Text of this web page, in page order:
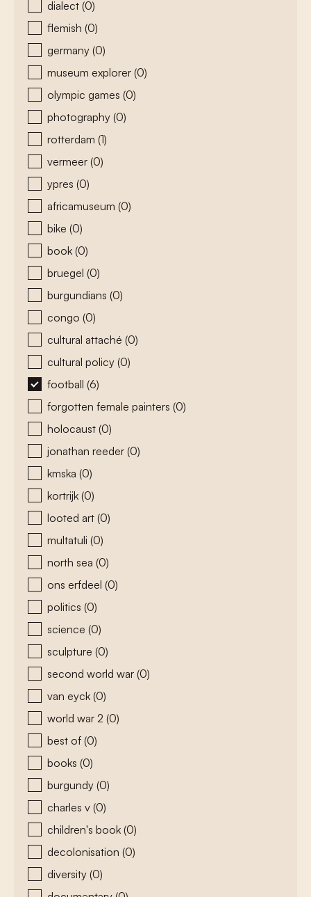
dialect (0)
flemish (0)
germany (0)
museum explorer (0)
olympic games (0)
photography (0)
rotterdam (1)
vermeer (0)
ypres (0)
africamuseum (0)
bike (0)
book (0)
bruegel (0)
burgundians (0)
congo (0)
cultural attaché (0)
cultural policy (0)
football (6)
forgotten female painters (0)
holocaust (0)
jonathan reeder (0)
kmska (0)
kortrijk (0)
looted art (0)
multatuli (0)
north sea (0)
ons erfdeel (0)
politics (0)
science (0)
sculpture (0)
second world war (0)
van eyck (0)
world war 2 (0)
best of (0)
books (0)
burgundy (0)
charles v (0)
children's book (0)
decolonisation (0)
diversity (0)